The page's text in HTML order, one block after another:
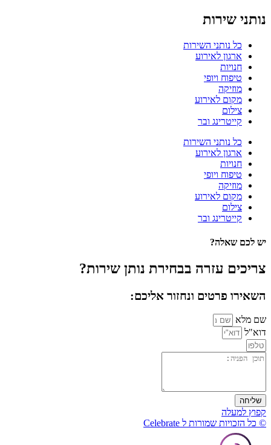
נותני שירות
כל נותני השירות
ארגון לאירוע
חנויות
טיפוח ויופי
מוזיקה
מקום לאירוע
צילום
קייטרינג ובר
כל נותני השירות
ארגון לאירוע
חנויות
טיפוח ויופי
מוזיקה
מקום לאירוע
צילום
קייטרינג ובר
יש לכם שאלה?
צריכים עזרה בבחירת נותן שירות?
השאירו פרטים ונחזור אליכם:
שם מלא
דוא"ל
שליחה
קפוץ למעלה
© כל הזכויות שמורות ל Celebrate